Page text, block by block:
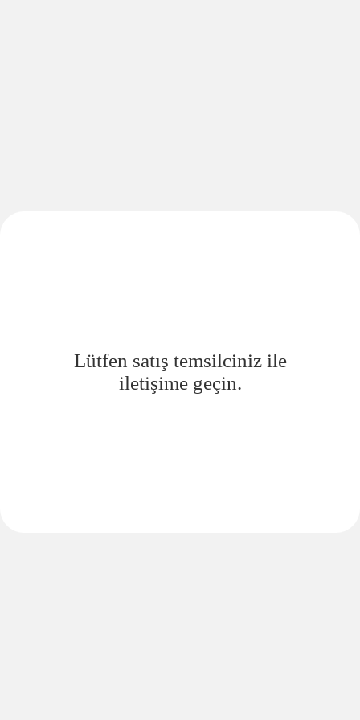
Lütfen satış temsilciniz ile
iletişime geçin.